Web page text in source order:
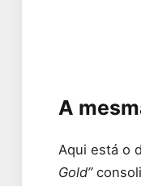
A
Aqui está o
Gold”